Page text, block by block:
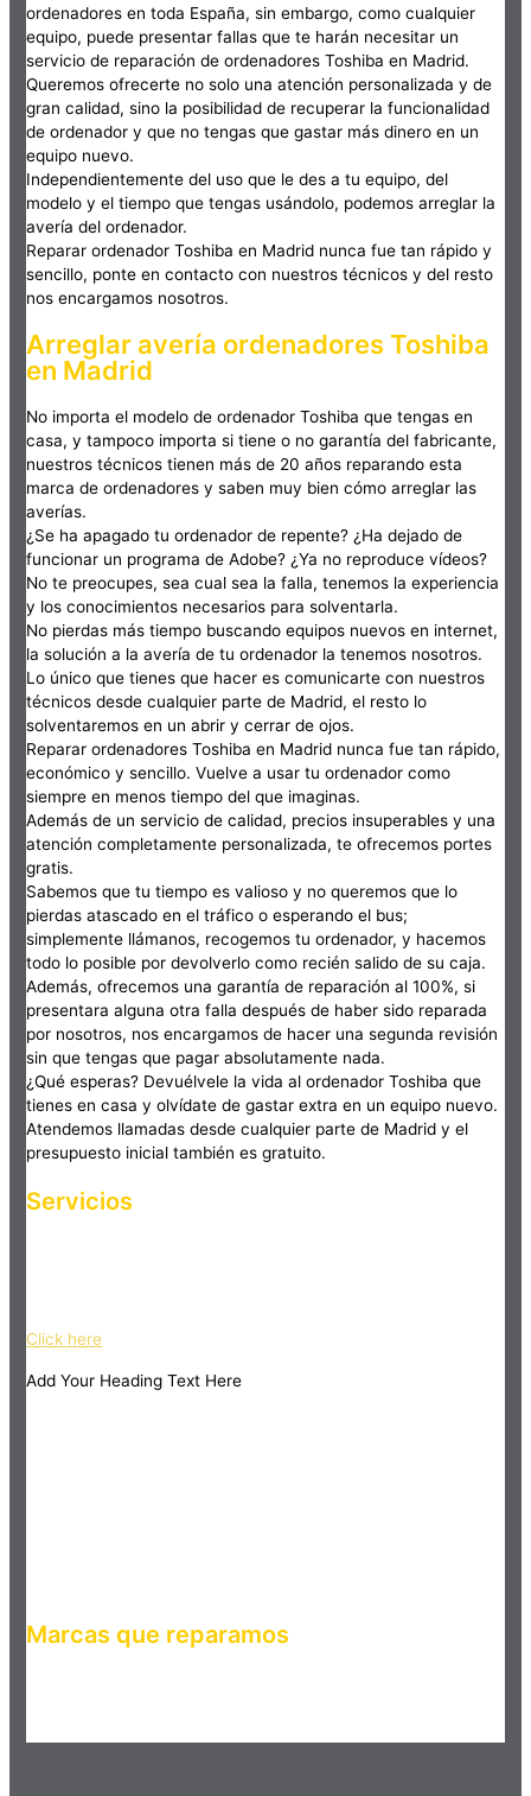
ordenadores en toda España, sin embargo, como cualquier
equipo, puede presentar fallas que te harán necesitar un
servicio de reparación de ordenadores Toshiba en Madrid.
Queremos ofrecerte no solo una atención personalizada y de
gran calidad, sino la posibilidad de recuperar la funcionalidad
de ordenador y que no tengas que gastar más dinero en un
equipo nuevo.
Independientemente del uso que le des a tu equipo, del
modelo y el tiempo que tengas usándolo, podemos arreglar la
avería del ordenador.
Reparar ordenador Toshiba en Madrid nunca fue tan rápido y
sencillo, ponte en contacto con nuestros técnicos y del resto
nos encargamos nosotros.
Arreglar avería ordenadores Toshiba
en Madrid
No importa el modelo de ordenador Toshiba que tengas en
casa, y tampoco importa si tiene o no garantía del fabricante,
nuestros técnicos tienen más de 20 años reparando esta
marca de ordenadores y saben muy bien cómo arreglar las
averías.
¿Se ha apagado tu ordenador de repente? ¿Ha dejado de
funcionar un programa de Adobe? ¿Ya no reproduce vídeos?
No te preocupes, sea cual sea la falla, tenemos la experiencia
y los conocimientos necesarios para solventarla.
No pierdas más tiempo buscando equipos nuevos en internet,
la solución a la avería de tu ordenador la tenemos nosotros.
Lo único que tienes que hacer es comunicarte con nuestros
técnicos desde cualquier parte de Madrid, el resto lo
solventaremos en un abrir y cerrar de ojos.
Reparar ordenadores Toshiba en Madrid nunca fue tan rápido,
económico y sencillo. Vuelve a usar tu ordenador como
siempre en menos tiempo del que imaginas.
Además de un servicio de calidad, precios insuperables y una
atención completamente personalizada, te ofrecemos portes
gratis.
Sabemos que tu tiempo es valioso y no queremos que lo
pierdas atascado en el tráfico o esperando el bus;
simplemente llámanos, recogemos tu ordenador, y hacemos
todo lo posible por devolverlo como recién salido de su caja.
Además, ofrecemos una garantía de reparación al 100%, si
presentara alguna otra falla después de haber sido reparada
por nosotros, nos encargamos de hacer una segunda revisión
sin que tengas que pagar absolutamente nada.
¿Qué esperas? Devuélvele la vida al ordenador Toshiba que
tienes en casa y olvídate de gastar extra en un equipo nuevo.
Atendemos llamadas desde cualquier parte de Madrid y el
presupuesto inicial también es gratuito.
Servicios
Click here
Add Your Heading Text Here
Marcas que reparamos